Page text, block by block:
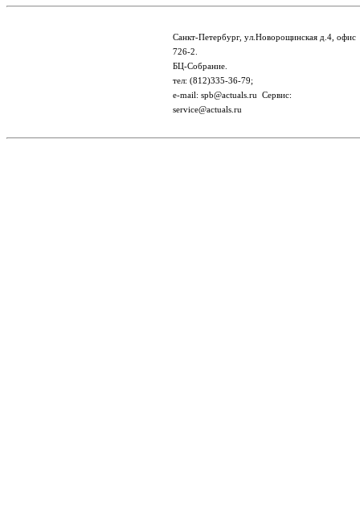
Санкт-Петербург, ул.Новорощинская д.4, офис
726-2.
БЦ-Собрание.
тел: (812)335-36-79;
e-mail: spb@actuals.ru Сервис:
service@actuals.ru